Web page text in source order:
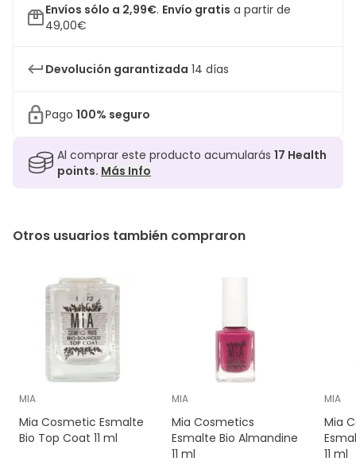
Envíos sólo a 2,99€. Envío gratis a partir de
49,00€
Devolución garantizada 14 días
Pago 100% seguro
Al comprar este producto acumularás 17 Health
points. Más Info
Otros usuarios también compraron
MIA
Mia Cosmetic Esmalte
Bio Top Coat 11 ml
MIA
Mia Cosmetics
Esmalte Bio Almandine
11 ml
MIA
Mia
11 ml